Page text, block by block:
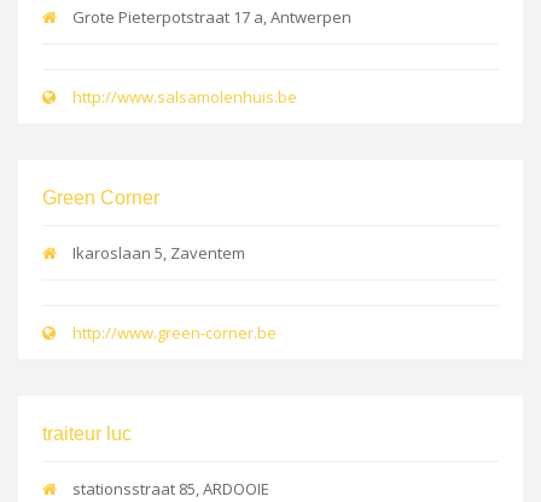
Grote Pieterpotstraat 17 a, Antwerpen
http://www.salsamolenhuis.be
Green Corner
Ikaroslaan 5, Zaventem
http://www.green-corner.be
traiteur luc
stationsstraat 85, ARDOOIE